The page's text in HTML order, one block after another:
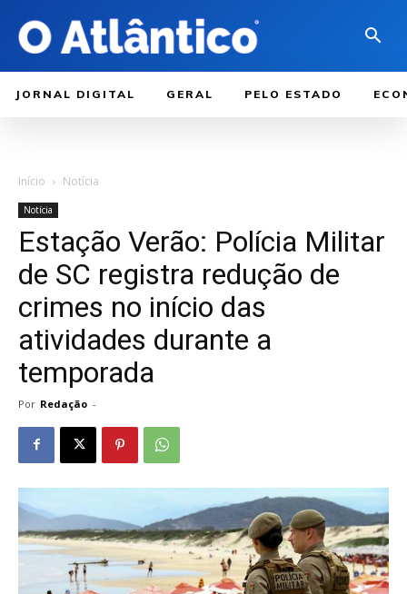
JORNAL DIGITAL GERAL PELO ESTADO
Início Notícia
Notícia
Estação Verão: Polícia Militar
de SC registra redução de
crimes no início das
atividades durante a
temporada
Por Redação -